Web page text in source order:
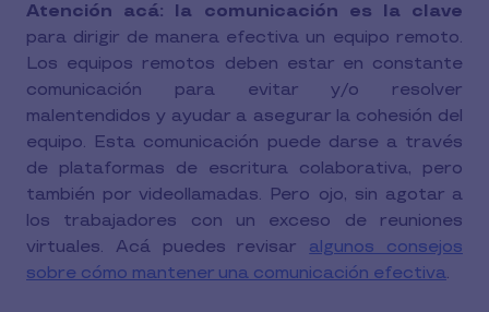
Atención acá: la comunicación es la clave
para dirigir de manera efectiva un equipo remoto.
Los equipos remotos deben estar en constante
comunicación para evitar y/o resolver
malentendidos y ayudar a asegurar la cohesión del
equipo. Esta comunicación puede darse a través
de plataformas de escritura colaborativa, pero
también por videollamadas. Pero ojo, sin agotar a
los trabajadores con un exceso de reuniones
virtuales. Acá puedes revisar algunos consejos
sobre cómo mantener una comunicación efectiva.